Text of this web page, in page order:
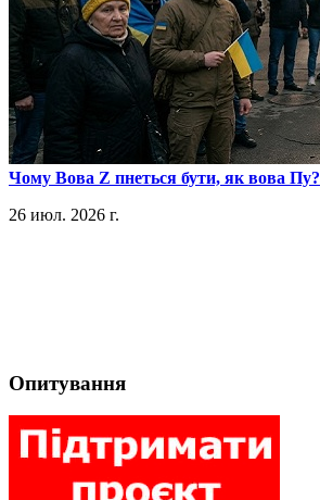
​Чому Вова Z пнеться бути, як вова Пу?
26 июл. 2026 г.
Опитування